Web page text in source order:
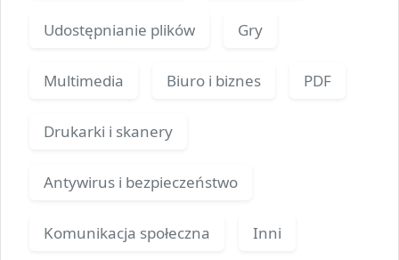
Udostępnianie plików Gry
Multimedia Biuro i biznes PDF
Drukarki i skanery
Antywirus i bezpieczeństwo
Komunikacja społeczna Inni